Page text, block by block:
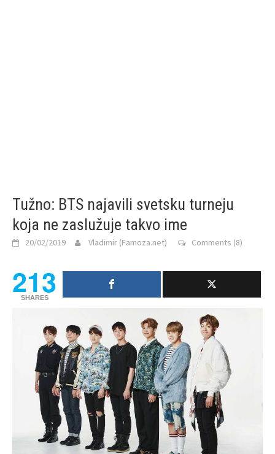
Tužno: BTS najavili svetsku turneju
koja ne zaslužuje takvo ime
20/02/2019 Vladimir (Famoza.net) Comments (8)
213
SHARES